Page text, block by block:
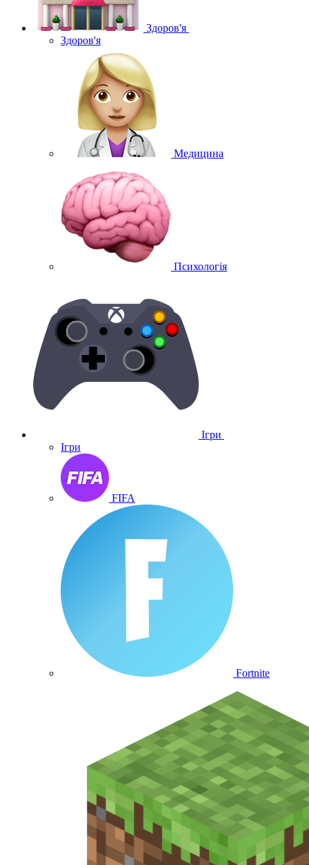
Здоров'я
Здоров'я
Медицина
Психологія
Ігри
Ігри
FIFA
Fortnite